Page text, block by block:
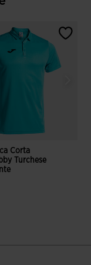
Corta
Turchese